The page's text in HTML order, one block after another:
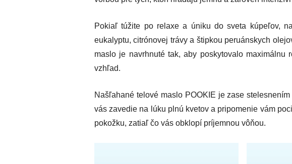
Pokiaľ túžite po relaxe a úniku do sveta kúpeľov,
eukalyptu, citrónovej trávy a štipkou peruánskych
maslo je navrhnuté tak, aby poskytovalo
vzhľad.
Našľahané telové maslo POOKIE je zase
vás zavedie na lúku plnú kvetov a pripomenie vám
pokožku, zatiaľ čo vás obklopí príjemnou vôňou.